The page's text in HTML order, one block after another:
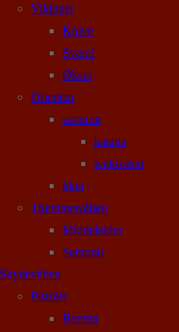
Vikinger
Knive
Sværd
Økser
Orienten
samurai
katana
wakizashi
kina
Træningsvåben
Middelalder
Samurai
Skydevåben
Pistoler
Beretta